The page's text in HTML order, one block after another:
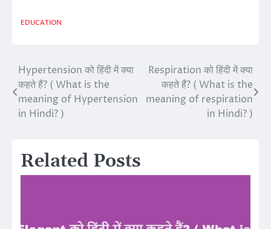
EDUCATION
Post
navigation
Hypertension को हिंदी में क्या
कहते हैं? ( What is the
meaning of Hypertension
in Hindi? )
Respiration को हिंदी में क्या
कहते हैं? ( What is the
meaning of respiration
in Hindi? )
Related Posts